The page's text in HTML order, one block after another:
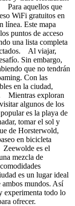
Para aquellos que
WiFi gratuitos en
línea. Este mapa
puntos de acceso
una lista completa
Al viajar,
Sin embargo,
que no tendrán
Con las
en la ciudad,
Mientras exploran
algunos de los
es la playa de
tomar el sol y
de Horsterwold,
en bicicleta
es el
mezcla de
es un lugar ideal
ambos mundos. Así
experimenta todo lo
ofrecer.